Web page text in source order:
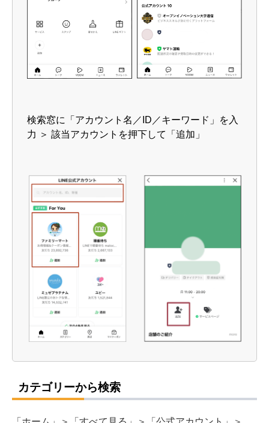
検索窓に「アカウント名／ID／キーワード」を入
力 ＞ 該当アカウントを押下して「追加」
カテゴリーから検索